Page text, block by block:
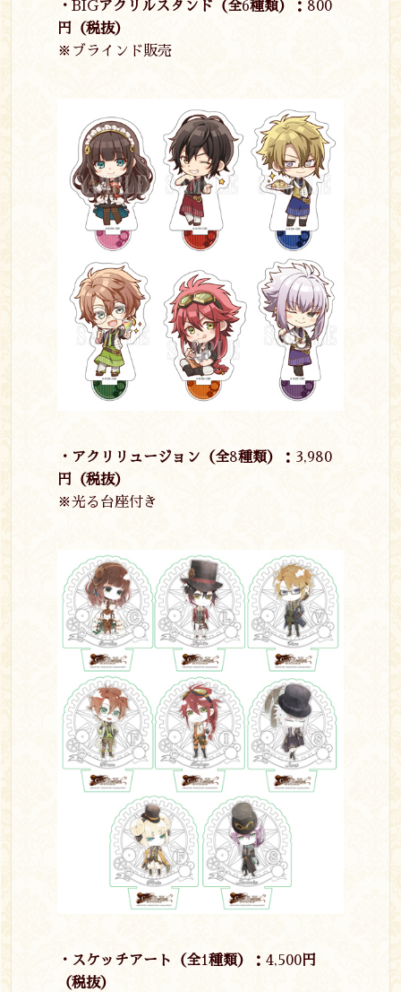
・ BIGアクリルスタンド（全6種類）： 800
円（税抜）
※ブラインド販売
・アクリリュージョン（全8種類）： 3,980
円（税抜）
※光る台座付き
・スケッチアート（全1種類）：4,500円
（税抜）